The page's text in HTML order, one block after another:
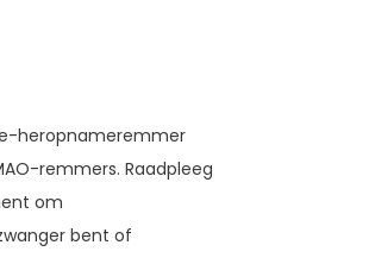
heropnameremmer
remmers. Raadpleeg
om
bent of